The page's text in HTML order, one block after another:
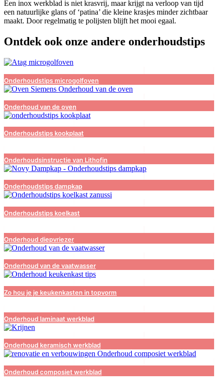
Een inox werkblad is niet krasvrij, maar krijgt na verloop van tijd
een natuurlijke glans of ‘patina’ die kleine krasjes minder zichtbaar
maakt. Door regelmatig te polijsten blijft het mooi egaal.
Ontdek ook onze andere onderhoudstips
Onderhoudstips microgolfoven
Onderhoud van de oven
Onderhoudstips kookplaat
Onderhoudsinstructie van Lithofin
Onderhoudstips dampkap
Onderhoudstips koelkast
Onderhoud diepvriezer
Onderhoud van de vaatwasser
Zo hou je je keukenkasten in topvorm
Onderhoud laminaat werkblad
Onderhoud keramisch werkblad
Onderhoud composiet werkblad